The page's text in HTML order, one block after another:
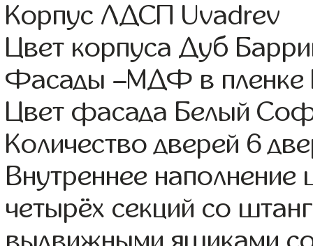
Корпус ЛДСП Uvadrev
Цвет корпуса Дуб
Фасады –МДФ в пленке
Цвет фасада Белый
Количество дверей 6
Внутреннее
четырёх секций со